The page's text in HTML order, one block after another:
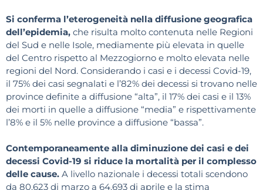
Si conferma l’eterogeneità nella diffusione geografica
dell’epidemia, che risulta molto contenuta nelle Regioni
del Sud e nelle Isole, mediamente più elevata in quelle
del Centro rispetto al Mezzogiorno e molto elevata nelle
regioni del Nord. Considerando i casi e i decessi Covid-19,
il 75% dei casi segnalati e l’82% dei decessi si trovano nelle
province definite a diffusione “alta”, il 17% dei casi e il 13%
dei morti in quelle a diffusione “media” e rispettivamente
l’8% e il 5% nelle province a diffusione “bassa”.
Contemporaneamente alla diminuzione dei casi e dei
decessi Covid-19 si riduce la mortalità per il complesso
delle cause. A livello nazionale i decessi totali scendono
da 80.623 di marzo a 64.693 di aprile e la stima